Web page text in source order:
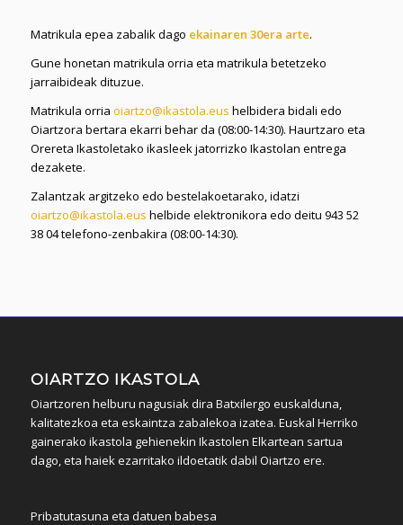
Matrikula epea zabalik dago ekainaren 30era arte.
Gune honetan matrikula orria eta matrikula betetzeko
jarraibideak dituzue.
Matrikula orria oiartzo@ikastola.eus helbidera bidali edo
Oiartzora bertara ekarri behar da (08:00-14:30). Haurtzaro eta
Orereta Ikastoletako ikasleek jatorrizko Ikastolan entrega
dezakete.
Zalantzak argitzeko edo bestelakoetarako, idatzi
oiartzo@ikastola.eus helbide elektronikora edo deitu 943 52
38 04 telefono-zenbakira (08:00-14:30).
OIARTZO IKASTOLA
Oiartzoren helburu nagusiak dira Batxilergo euskalduna,
kalitatezkoa eta eskaintza zabalekoa izatea. Euskal Herriko
gainerako ikastola gehienekin Ikastolen Elkartean sartua
dago, eta haiek ezarritako ildoetatik dabil Oiartzo ere.
Pribatutasuna eta datuen babesa